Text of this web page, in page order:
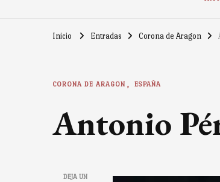
Inicio Entradas Corona de Aragon
CORONA DE ARAGON ESPAÑA
Antonio
DEJA UN